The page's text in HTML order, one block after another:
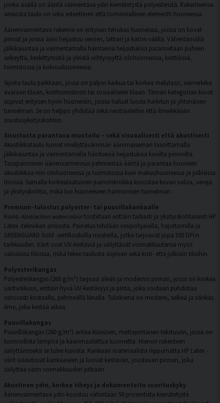
jonka sisällä on ääntä vaimentava ydin kierrätetystä polyesteristä. Rakenteensa
ansiosta taulu on sekä esteettinen että toiminnallinen elementti huoneessa.
Äänenvaimentava rakenne on erityisen tehokas huoneissa, joissa on kovat
pinnat ja joissa ääni heijastuu seinien, lattian ja katon välillä. Vähentämällä
jälkikaiuntaa ja vaimentamalla häiritseviä heijastuksia parannetaan puheen
selkeyttä, keskittymistä ja yleistä viihtyisyyttä olohuoneessa, keittiössä,
toimistossa ja kokoushuoneessa.
Sijoita taulu paikkaan, jossa on paljon kaikua tai korkea melutaso, esimerkiksi
avaraan tilaan, kotitoimistoon tai sosiaaliseen tilaan. Tämän kategorian kuvat
sopivat erityisen hyvin huoneisiin, joissa haluat luoda harkitun ja yhtenäisen
tunnelman. Se on helppo yhdistää sekä neutraaleihin että ilmeikkäisiin
sisustusyksityiskohtiin.
Sisustusta parantava muotoilu – sekä visuaalisesti että akustisesti
Akustiikkataulu luovat miellyttävämmän äänimaiseman tasoittamalla
jälkikaiuntaa ja vaimentamalla häiritseviä heijastuksia kovilta pinnoilta.
Tasapainoinen äänenvaimennus pehmentää ääntä ja parantaa huoneen
akustiikkaa niin olohuoneessa ja toimistossa kuin makuuhuoneessa ja julkisissa
tiloissa. Samalla korkealaatuinen painotekniikka korostaa kuvan valoa, värejä
ja yksityiskohtia, mikä luo huoneeseen harmonisen tunnelman.
Premium-tulostus polyester- tai puuvillakankaalle
Kuvio Abstraction watercolourtoistetaan erittäin tarkasti ja yksityiskohtaisesti HP
Latex -tekniikan ansiosta. Painatus tehdään vesipohjaisilla, hajuttomilla ja
GREENGUARD Gold -sertifioiduilla musteilla, jotka tarjoavat jopa 300 DPI:n
tarkkuuden. Värit ovat UV-kestäviä ja säilyttävät voimakkuutensa myös
valoisissa tiloissa, mikä tekee taulusta sopivan sekä koti- että julkisiin tiloihin.
Polyesterikangas
Polyesterikangas (260 g/m²) tarjoaa sileän ja modernin pinnan, jossa on korkea
väritarkkuus, erittäin hyvä UV-kestävyys ja pinta, joka voidaan puhdistaa
varovasti kostealla, pehmeällä liinalla. Tuloksena on moderni, selkeä ja värikäs
ilme, joka kestää aikaa.
Puuvillakangas
Puuvillakangas (260 g/m²) antaa klassisen, mattapintaisen tekstuurin, jossa on
luonnollista lämpöä ja käsinmaalattua luonnetta. Hienon rakenteen
säilyttämiseksi se tulee kuivata. Kankaan materiaalista riippumatta HP Latex -
värit sulautuvat kankaaseen ja luovat kestävän, joustavan pinnan, joka
säilyttää värin voimakkuuden pitkään.
Akustinen ydin, korkea tiheys ja dokumentoitu suorituskyky
Äänenvaimentava ydin koostuu vähintään 50 prosentista kierrätetystä